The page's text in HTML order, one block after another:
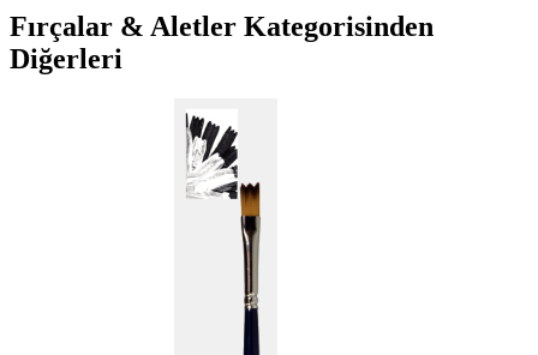
Fırçalar & Aletler Kategorisinden
Diğerleri